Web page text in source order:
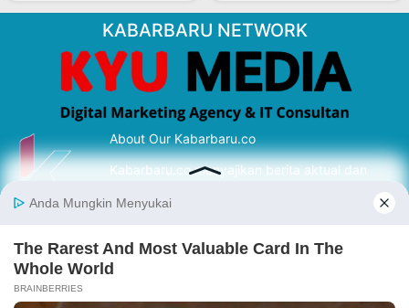
KABARBARU NETWORK
About Our Kabarbaru.co
Kabarbaru.co menyajikan berita aktual dan
serta terverifikasi dari sumber yang tepat.
Follow Kabarbaru